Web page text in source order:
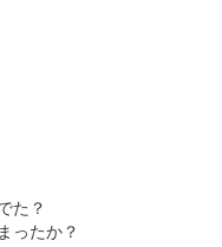
た？
ったか？